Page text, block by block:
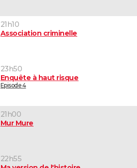
21h10
Association criminelle
23h50
Enquête à haut risque
Episode 4
21h00
Mur Mure
22h55